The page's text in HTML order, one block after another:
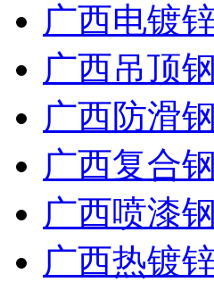
广西电镀
广西吊顶
广西防滑
广西复合
广西喷漆
广西热镀